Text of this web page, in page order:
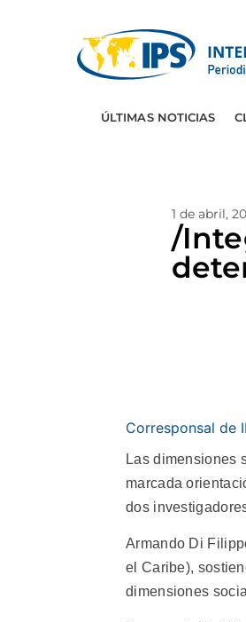
ÚLTIMAS NOTICIAS
1 de abril,
/
Corresponsal de
Las dimensiones
marcada
dos
Armando Di
el Caribe),
dimensiones